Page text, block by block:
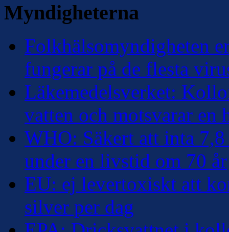
Myndigheterna
Folkhälsomyndigheten
fungerar på de flesta
Läkemedelsverket:
vatten och motsvarar en
WHO: Säkert att inta
under en livstid om 70 år
EU: ej levertoxiskt att
silver per dag